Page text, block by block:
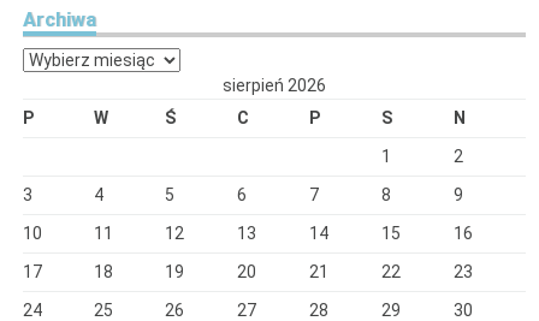
Archiwa
Archiwa
sierpień 2026
P
W Ś C P S
N
1
2
3
4 5 6 7 8
9
10
11 12 13 14 15
16
17
18 19 20 21 22
23
24
25 26 27 28 29
30